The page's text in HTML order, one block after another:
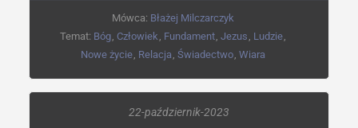
Mówca: Błażej Milczarczyk
Temat: Bóg, Człowiek , Fundament,Jezus , Ludzie,
Nowe życie, Relacja, Świadectwo, Wiara
22-październik-2023